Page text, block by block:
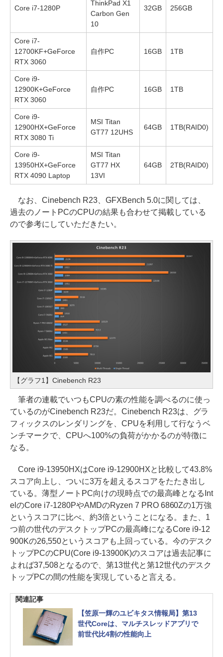
Core i7-1280P
ThinkPad X1
Carbon Gen
10
32GB 256GB
Core i7-
12700KF+GeForce
RTX 3060
自作PC 16GB 1TB
Core i9-
12900K+GeForce
RTX 3060
自作PC 16GB 1TB
Core i9-
12900HX+GeForce
RTX 3080 Ti
MSI Titan
GT77 12UHS
64GB 1TB(RAID0)
Core i9-
13950HX+GeForce
RTX 4090 Laptop
MSI Titan
GT77 HX
13VI
64GB 2TB(RAID0)
なお、Cinebench R23、GFXBench 5.0に関しては、
過去のノートPCのCPUの結果も合わせて掲載している
ので参考にしていただきたい。
【グラフ1】Cinebench R23
筆者の連載でいつもCPUの素の性能を調べるのに使っ
ているのがCinebench R23だ。Cinebench R23は、グラ
フィックスのレンダリングを、CPUを利用して行なうベ
ンチマークで、CPUへ100%の負荷がかかるのが特徴に
なる。
Core i9-13950HXはCore i9-12900HXと比較して43.8%
スコア向上し、ついに3万を超えるスコアをたたき出し
ている。薄型ノートPC向けの現時点での最高峰となるInt
elのCore i7-1280PやAMDのRyzen 7 PRO 6860Zの1万強
というスコアに比べ、約3倍ということになる。また、1
つ前の世代のデスクトップPCの最高峰になるCore i9-12
900Kの26,550というスコアも上回っている。今のデスク
トップPCのCPU(Core i9-13900K)のスコアは過去記事に
よれば37,508となるので、第13世代と第12世代のデスク
トップPCの間の性能を実現していると言える。
関連記事
【笠原一輝のユビキタス情報局】第13
世代Coreは、マルチスレッドアプリで
前世代比4割の性能向上